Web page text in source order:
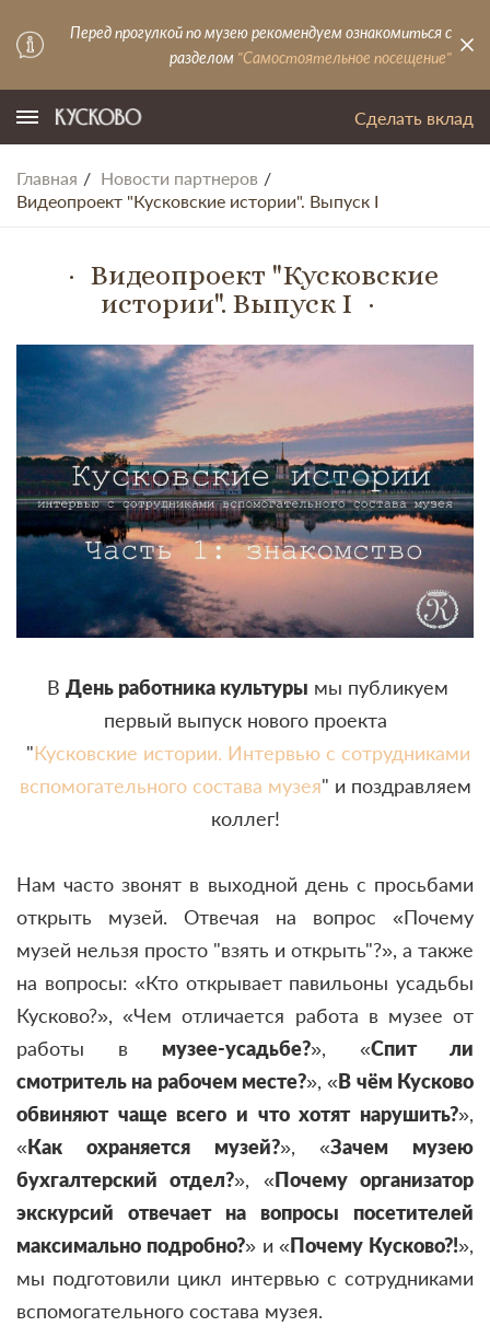
Перед прогулкой по музею рекомендуем ознакомиться с
разделом "Самостоятельное посещение"
Сделать вклад
Главная
Новости партнеров
Видеопроект "Кусковские истории". Выпуск I
Видеопроект "Кусковские
истории". Выпуск I
В День работника культуры мы публикуем
первый выпуск нового проекта
"Кусковские истории. Интервью с сотрудниками
вспомогательного состава музея" и поздравляем
коллег!
Нам часто звонят в выходной день с просьбами
открыть музей. Отвечая на вопрос «Почему
музей нельзя просто "взять и открыть"?», а также
на вопросы: «Кто открывает павильоны усадьбы
Кусково?», «Чем отличается работа в музее от
работы в музее-усадьбе?», «Спит ли
смотритель на рабочем месте?», «В чём Кусково
обвиняют чаще всего и что хотят нарушить?»,
«Как охраняется музей?», «Зачем музею
бухгалтерский отдел?», «Почему организатор
экскурсий отвечает на вопросы посетителей
максимально подробно?» и «Почему Кусково?!»,
мы подготовили цикл интервью с сотрудниками
вспомогательного состава музея.